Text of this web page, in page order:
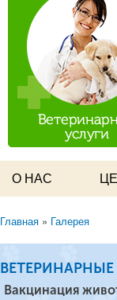
О НАС
Вы здесь
Главная » Галерея
ВЕТЕРИНАРНЫЕ
Вакцинация